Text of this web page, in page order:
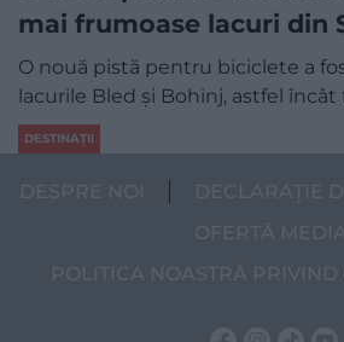
mai frumoase lacuri din
O nouă pistă pentru biciclete a
lacurile Bled și Bohinj, astfel încât
DESTINAȚII